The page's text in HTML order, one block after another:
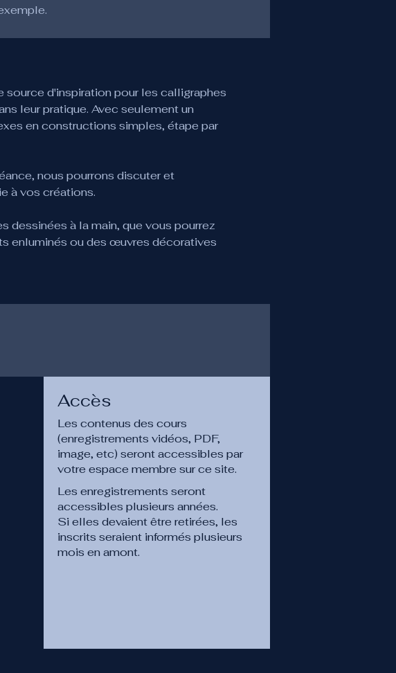
source d'inspiration pour les calligraphes
leur pratique. Avec seulement un
en constructions simples, étape par
nous pourrons discuter et
à vos créations.
dessinées à la main, que vous pourrez
enluminés ou des œuvres décoratives
Accès
Les contenus des cours
(enregistrements vidéos, PDF,
image, etc) seront accessibles par
votre espace membre sur ce site.
Les enregistrements seront
accessibles plusieurs années.
Si elles devaient être retirées, les
inscrits seraient informés plusieurs
mois en amont.